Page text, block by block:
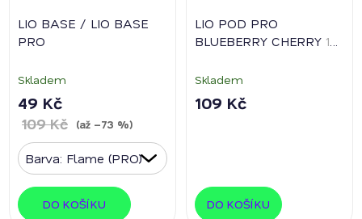
LIO BASE / LIO BASE
PRO
Skladem
49 Kč
109 Kč (až –73 %)
DO KOŠÍKU
LIO POD PRO
BLUEBERRY CHERRY 16
Skladem
109 Kč
DO KOŠÍKU